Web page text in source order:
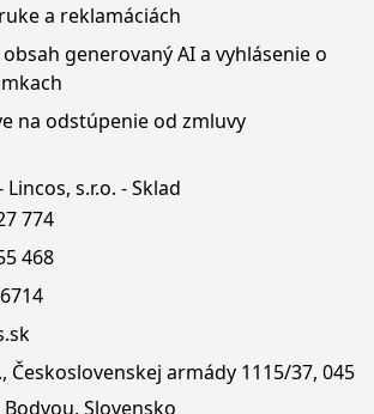
a reklamáciách
generovaný AI a vyhlásenie o
na odstúpenie od zmluvy
s.r.o. - Sklad
774
468
Československej armády 1115/37, 045
Slovensko